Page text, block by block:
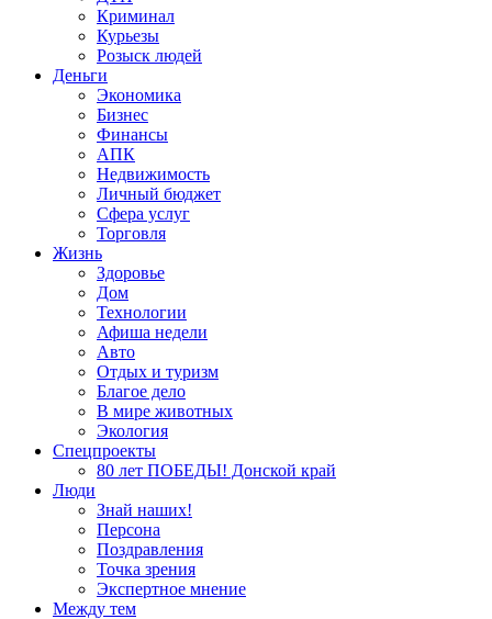
Криминал
Курьезы
Розыск людей
Деньги
Экономика
Бизнес
Финансы
АПК
Недвижимость
Личный бюджет
Сфера услуг
Торговля
Жизнь
Здоровье
Дом
Технологии
Афиша недели
Авто
Отдых и туризм
Благое дело
В мире животных
Экология
Спецпроекты
80 лет ПОБЕДЫ! Донской край
Люди
Знай наших!
Персона
Поздравления
Точка зрения
Экспертное мнение
Между тем